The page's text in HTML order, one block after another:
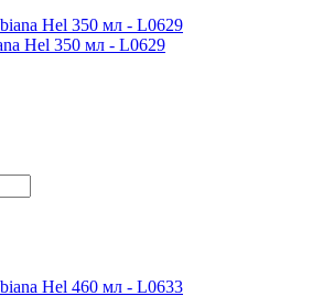
Hel 350 мл - L0629